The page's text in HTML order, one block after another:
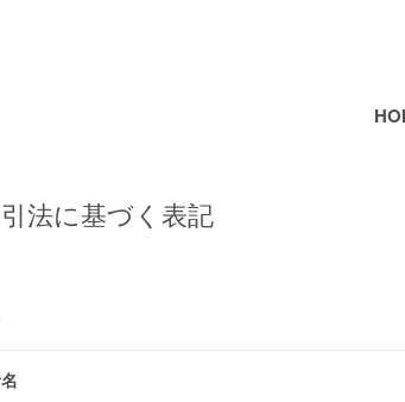
法に基づく表記